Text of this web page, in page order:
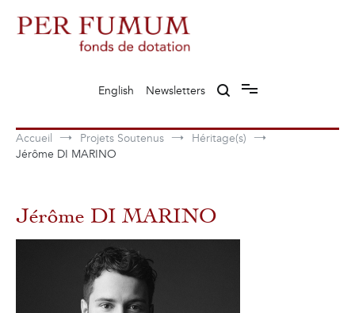
contenu
English
Newsletters
Accueil Projets Soutenus
Héritage(s)
Jérôme DI MARINO
Jérôme DI MARINO